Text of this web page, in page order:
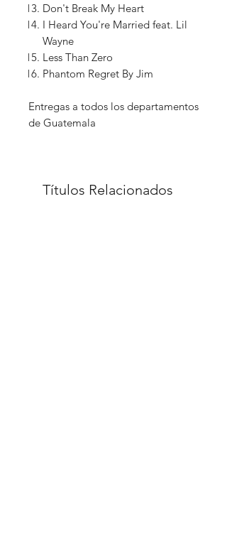
Don't Break My Heart
I Heard You're Married feat. Lil
Wayne
Less Than Zero
Phantom Regret By Jim
Entregas a todos los departamentos
de Guatemala
Títulos Relacionados